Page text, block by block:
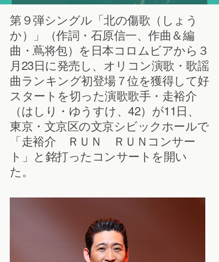
第９弾シングル「北の傷歌（しょう
か）」（作詞・石原信一、作曲＆編
曲・蔦将包）を日本コロムビアから３
月23日に発売し、オリコン演歌・歌謡
曲ランキング初登場７位を獲得して好
スタートを切った演歌歌手・走裕介
（はしり・ゆうすけ、42）が11日、
東京・文京区の文京シビックホールで
「走裕介 ＲＵＮ ＲＵＮコンサー
ト」と銘打ったコンサートを開い
た。